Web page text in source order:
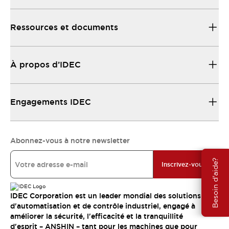
Besoin d'aide?
Ressources et documents
À propos d’IDEC
Engagements IDEC
Abonnez-vous à notre newsletter
Inscrivez-vous
IDEC Corporation est un leader mondial des solutions
d'automatisation et de contrôle industriel, engagé à
améliorer la sécurité, l'efficacité et la tranquillité
d'esprit – ANSHIN – tant pour les machines que pour